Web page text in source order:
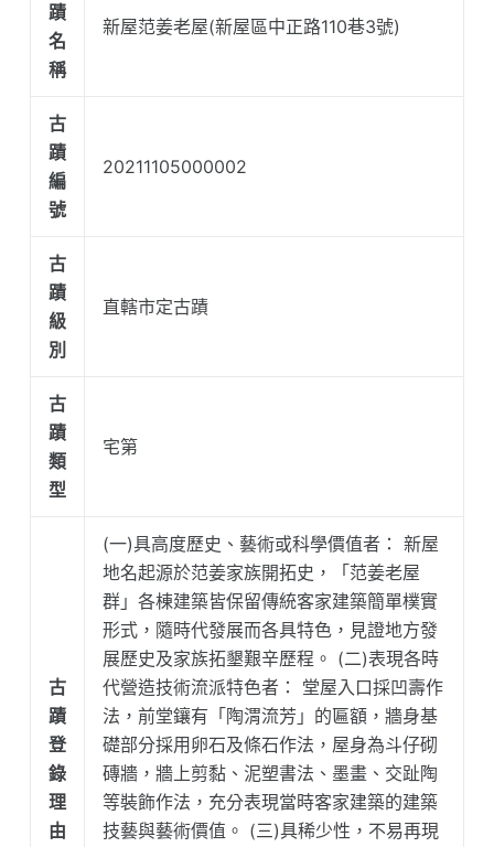
蹟
名
稱
新屋范姜老屋(新屋區中正路110巷3號)
古
蹟
編
號
20211105000002
古
蹟
級
別
直轄市定古蹟
古
蹟
類
型
宅第
古
蹟
登
錄
理
由
(一)具高度歷史、藝術或科學價值者： 新屋
地名起源於范姜家族開拓史，「范姜老屋
群」各棟建築皆保留傳統客家建築簡單樸實
形式，隨時代發展而各具特色，見證地方發
展歷史及家族拓墾艱辛歷程。 (二)表現各時
代營造技術流派特色者： 堂屋入口採凹壽作
法，前堂鑲有「陶渭流芳」的匾額，牆身基
礎部分採用卵石及條石作法，屋身為斗仔砌
磚牆，牆上剪黏、泥塑書法、墨畫、交趾陶
等裝飾作法，充分表現當時客家建築的建築
技藝與藝術價值。 (三)具稀少性，不易再現